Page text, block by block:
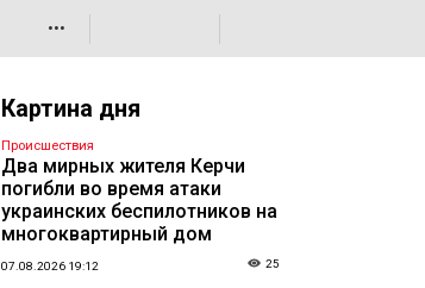
•••
Картина дня
Происшествия
Два мирных жителя Керчи
погибли во время атаки
украинских беспилотников на
многоквартирный дом
07.08.2026 19:12 25